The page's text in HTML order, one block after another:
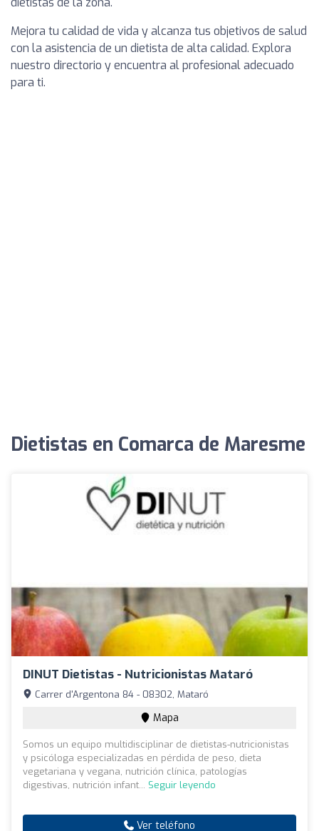
Mejora tu calidad de vida y alcanza tus objetivos de salud
con la asistencia de un dietista de alta calidad. Explora
nuestro directorio y encuentra al profesional adecuado
para ti.
Dietistas en Comarca de Maresme
DINUT Dietistas - Nutricionistas Mataró
Carrer d'Argentona 84 - 08302, Mataró
Mapa
Somos un equipo multidisciplinar de dietistas-nutricionistas
y psicóloga especializadas en pérdida de peso, dieta
vegetariana y vegana, nutrición clínica, patologías
digestivas, nutrición infant... Seguir leyendo
Ver teléfono